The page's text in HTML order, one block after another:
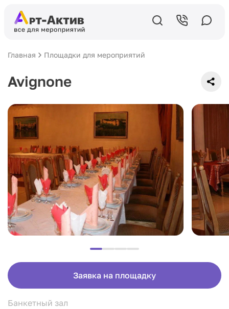
Главная Площадки для мероприятий
Avignone
Заявка на площадку
Банкетный зал